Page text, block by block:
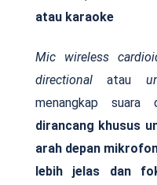
atau karaoke
Mic wireless
directional atau
menangkap
dirancang khusus
arah depan
lebih jelas dan